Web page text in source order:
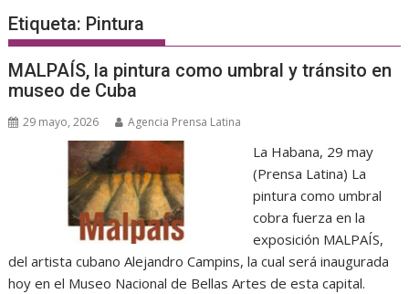
Etiqueta: Pintura
MALPAÍS, la pintura como umbral y tránsito en
museo de Cuba
29 mayo, 2026 Agencia Prensa Latina
La Habana, 29 may
(Prensa Latina) La
pintura como umbral
cobra fuerza en la
exposición MALPAÍS,
del artista cubano Alejandro Campins, la cual será inaugurada
hoy en el Museo Nacional de Bellas Artes de esta capital.